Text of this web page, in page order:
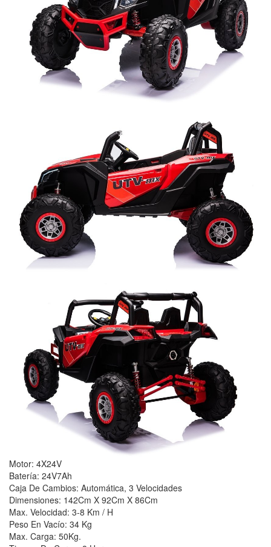
Motor: 4X24V
Batería: 24V7Ah
Caja De Cambios: Automática, 3 Velocidades
Dimensiones: 142Cm X 92Cm X 86Cm
Max. Velocidad: 3-8 Km / H
Peso En Vacío: 34 Kg
Max. Carga: 50Kg.